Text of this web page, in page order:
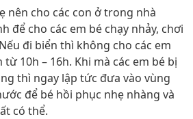
nên cho các con ở trong nhà
để cho các em bé chạy nhảy, chơi
đi biển thì không cho các em
10h – 16h. Khi mà các em bé bị
thì ngay lập tức đưa vào vùng
để bé hồi phục nhẹ nhàng và
có thể.